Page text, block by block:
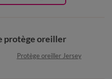
protège oreiller
Protège oreiller Jersey